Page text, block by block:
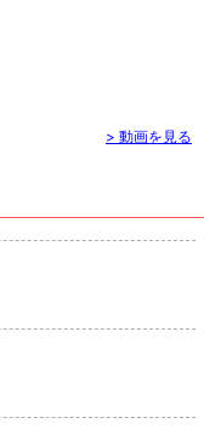
> 動画を見る